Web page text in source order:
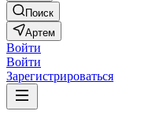
Поиск
Артем
Войти
Войти
Зарегистрироваться